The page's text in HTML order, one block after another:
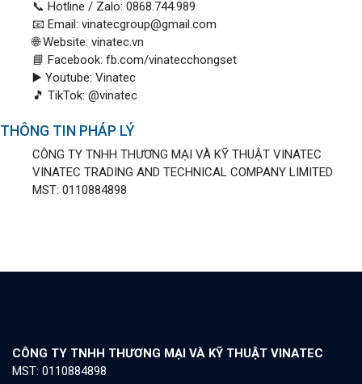
📞 Hotline / Zalo: 0868.744.989
📧 Email: vinatecgroup@gmail.com
🌐 Website: vinatec.vn
📘 Facebook: fb.com/vinatecchongset
▶️ Youtube: Vinatec
🎵 TikTok: @vinatec
THÔNG TIN PHÁP LÝ
CÔNG TY TNHH THƯƠNG MẠI VÀ KỸ THUẬT VINATEC
VINATEC TRADING AND TECHNICAL COMPANY LIMITED
MST: 0110884898
CÔNG TY TNHH THƯƠNG MẠI VÀ KỸ THUẬT VINATEC
MST: 0110884898